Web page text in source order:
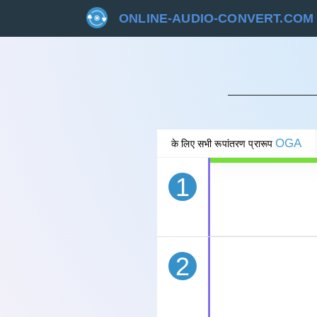
ONLINE-AUDIO-CONVERT.COM
के लिए सभी रूपांतरण प्रारूपOGA
1
रद्द
2